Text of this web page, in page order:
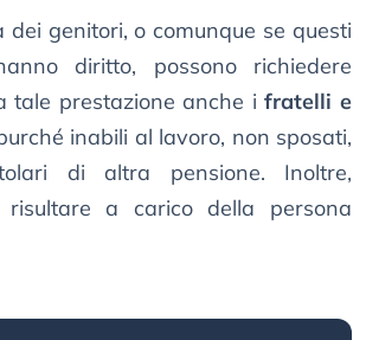
dei genitori, o comunque se questi
diritto, possono richiedere
tale prestazione anche ifratelli e
inabili al lavoro, non sposati,
di altra pensione. Inoltre,
risultare a carico della persona